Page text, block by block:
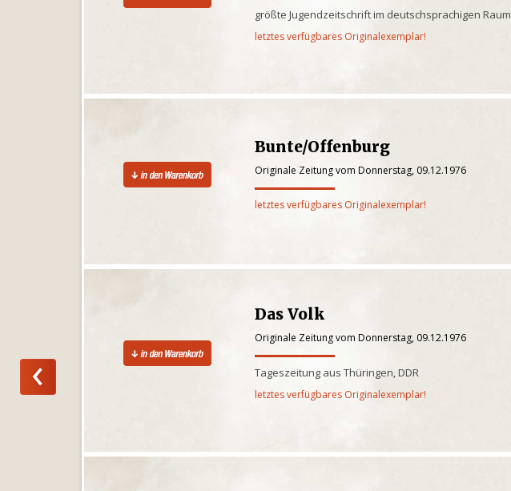
größte Jugendzeitschrift im deutschsprachigen Raum
letztes verfügbares Originalexemplar!
Bunte/Offenburg
Originale Zeitung vom Donnerstag, 09.12.1976
letztes verfügbares Originalexemplar!
Das Volk
Originale Zeitung vom Donnerstag, 09.12.1976
Tageszeitung aus Thüringen, DDR
letztes verfügbares Originalexemplar!